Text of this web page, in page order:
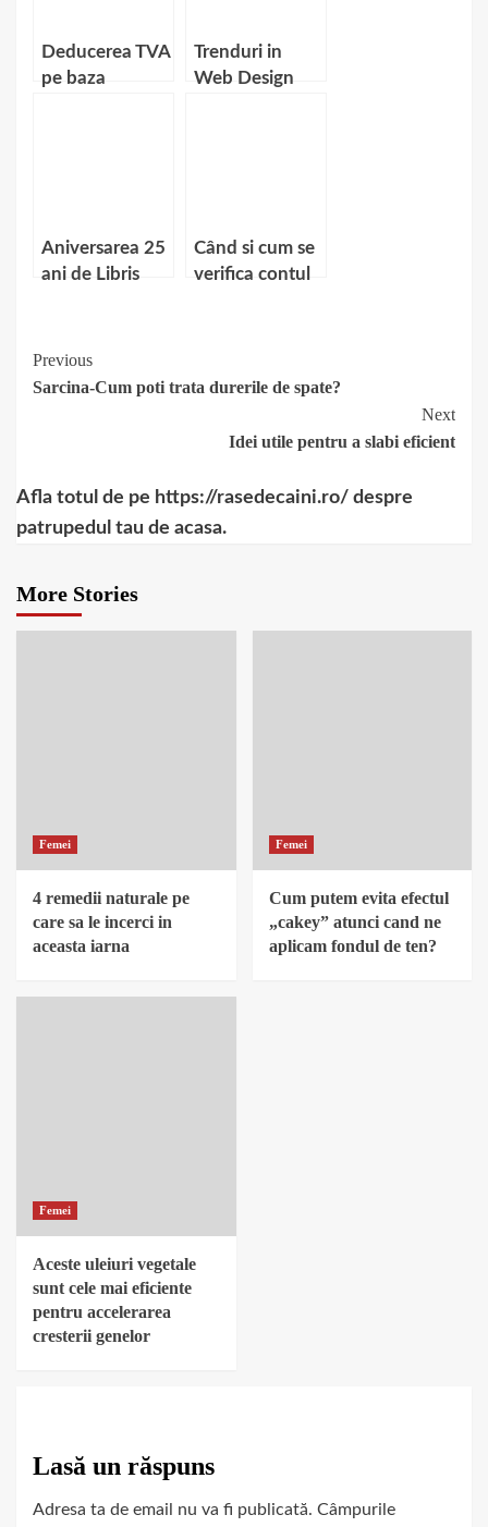
Deducerea TVA
pe baza
Trenduri in
Web Design
Aniversarea 25
ani de Libris
Când si cum se
verifica contul
Continue
Reading
Previous
Sarcina-Cum poti trata durerile de spate?
Next
Idei utile pentru a slabi eficient
Afla totul de pe https://rasedecaini.ro/ despre
patrupedul tau de acasa.
More Stories
Femei
4 remedii naturale pe
care sa le incerci in
aceasta iarna
Femei
Cum putem evita efectul
„cakey” atunci cand ne
aplicam fondul de ten?
Femei
Aceste uleiuri vegetale
sunt cele mai eficiente
pentru accelerarea
cresterii genelor
Lasă un răspuns
Adresa ta de email nu va fi publicată. Câmpurile